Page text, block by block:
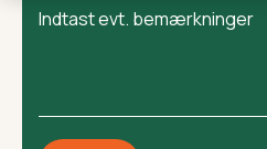
Eventuelle
kommentarer